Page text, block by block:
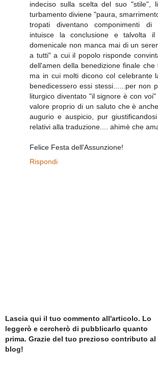
indeciso sulla scelta del suo "stile",
turbamento diviene "paura,
tropati diventano componimenti di
intuisce la conclusione e talvolta
domenicale non manca mai di un
a tutti" a cui il popolo risponde
dell'amen della benedizione finale
ma in cui molti dicono col celebrante
benedicessero essi stessi......per non
liturgico diventato "il signore è con
valore proprio di un saluto che è
augurio e auspicio, pur
relativi alla traduzione.... ahimè che
Felice Festa dell'Assunzione!
Rispondi
Lascia qui il tuo commento all'articolo. Lo
leggerò e cercherò di pubblicarlo quanto
prima. Grazie del tuo prezioso contributo al
blog!